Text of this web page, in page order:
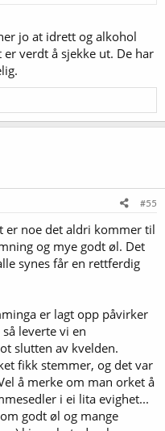
jo at idrett og alkohol
verdt å sjekke ut. De har
#55
er noe det aldri kommer til
og mye godt øl. Det
synes får en rettferdig
er lagt opp påvirker
leverte vi en
slutten av kvelden.
fikk stemmer, og det var
å merke om man orket å
i ei lita evighet...
godt øl og mange